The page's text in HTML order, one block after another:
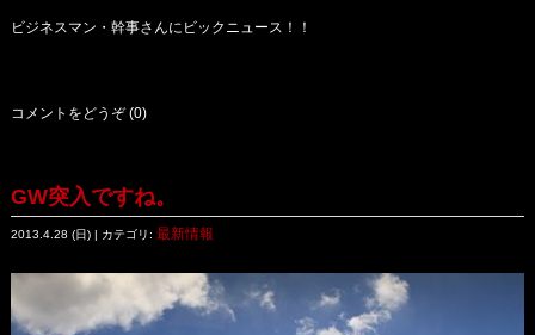
ビジネスマン・幹事さんにビックニュース！！
コメントをどうぞ (0)
GW突入ですね。
2013.4.28 (日) | カテゴリ: 最新情報